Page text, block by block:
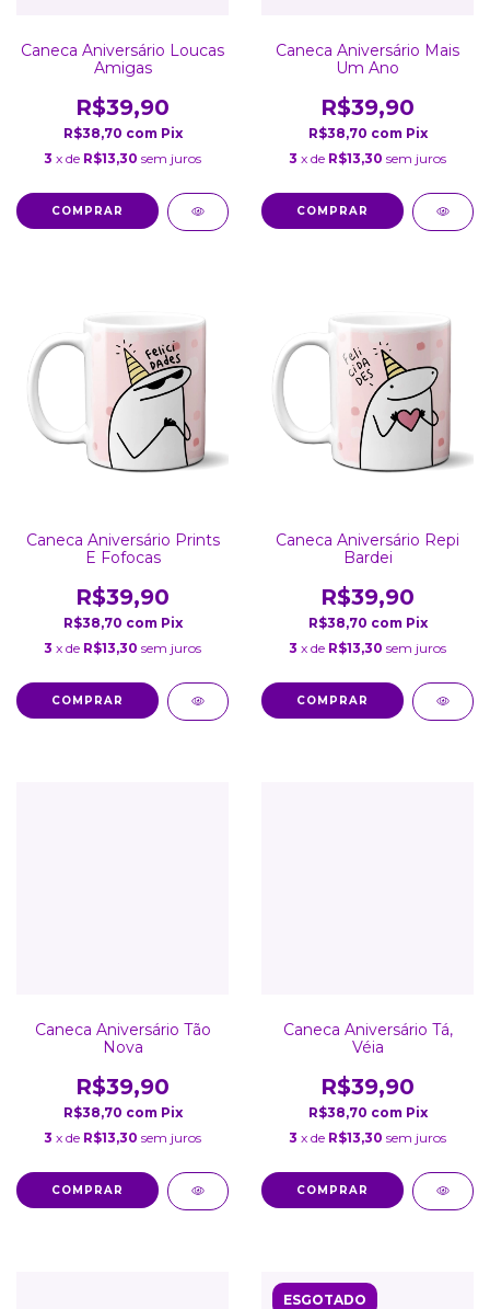
Caneca Aniversário Loucas
Amigas
R$39,90
R$38,70 com Pix
3 x de R$13,30 sem juros
COMPRAR
Caneca Aniversário Mais
Um Ano
R$39,90
R$38,70 com Pix
3 x de R$13,30 sem juros
COMPRAR
Caneca Aniversário Prints
E Fofocas
R$39,90
R$38,70 com Pix
3 x de R$13,30 sem juros
COMPRAR
Caneca Aniversário Repi
Bardei
R$39,90
R$38,70 com Pix
3 x de R$13,30 sem juros
COMPRAR
Caneca Aniversário Tão
Nova
R$39,90
R$38,70 com Pix
3 x de R$13,30 sem juros
COMPRAR
Caneca Aniversário Tá,
Véia
R$39,90
R$38,70 com Pix
3 x de R$13,30 sem juros
COMPRAR
ESGOTADO